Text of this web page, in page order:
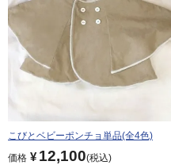
こびとベビーポンチョ単品(全4色)
価格 ¥ 12,100 税込